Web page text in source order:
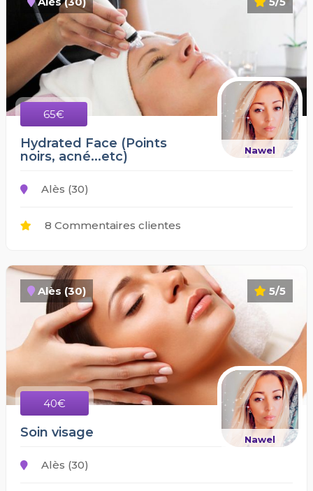
65€
Nawel
Hydrated Face (Points
noirs, acné...etc)
Alès (30)
8 Commentaires clientes
5/5
Alès (30)
40€
Nawel
Soin visage
Alès (30)